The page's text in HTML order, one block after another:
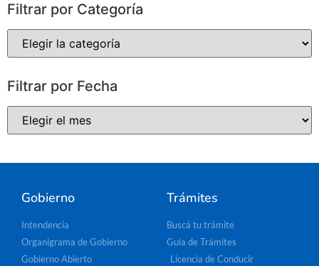
Filtrar por Categoría
Filtrar por Fecha
Gobierno
Intendencia
Organigrama de Gobierno
Gobierno Abierto
Trámites
Buscá tu trámite
Guía de Trámites
Licencia de Conducir